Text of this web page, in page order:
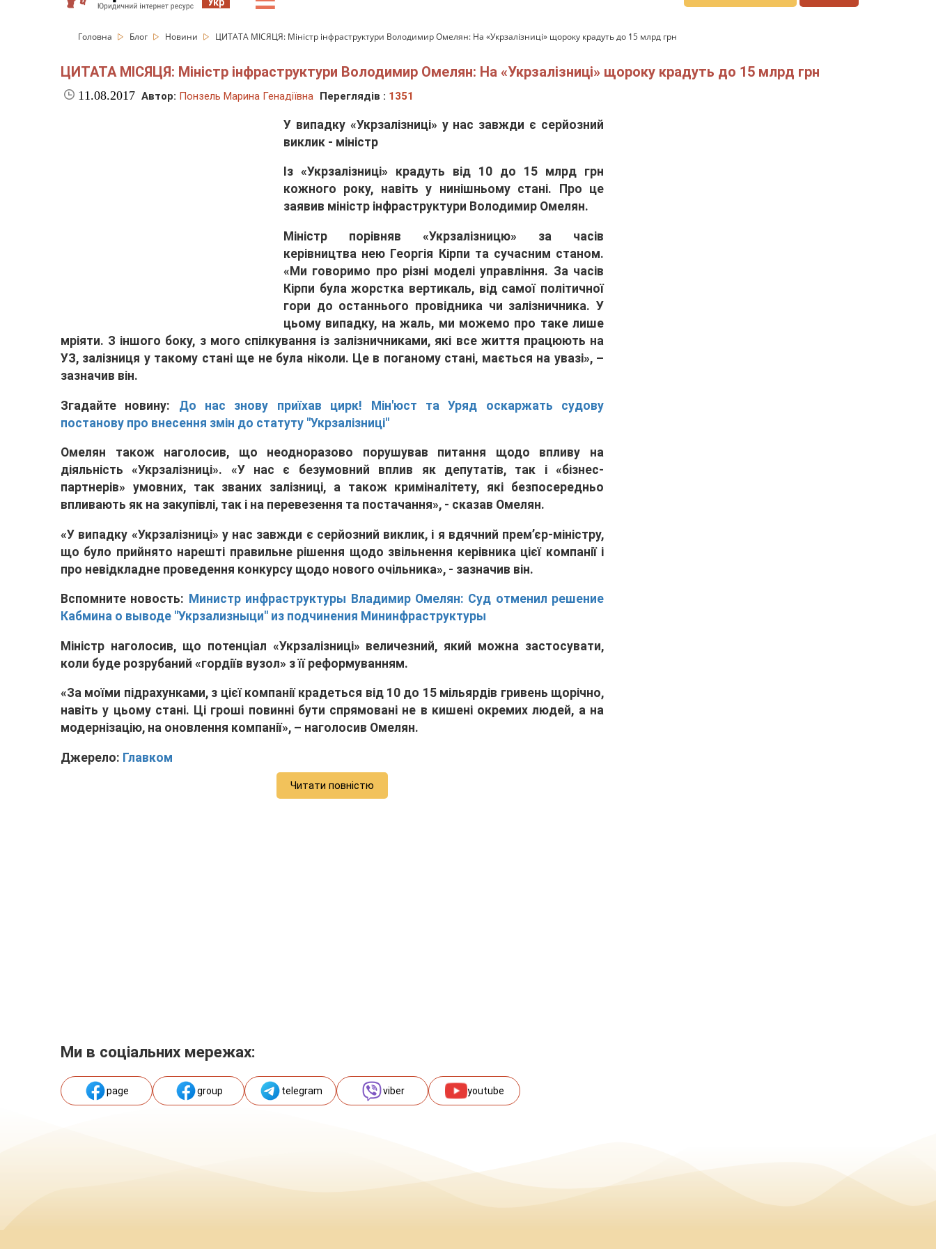
Головна Блог Новини ЦИТАТА МІСЯЦЯ: Міністр інфраструктури Володимир Омелян: На «Укрзалізниці» щороку крадуть до 15 млрд грн
ЦИТАТА МІСЯЦЯ: Міністр інфраструктури Володимир Омелян: На «Укрзалізниці» щороку крадуть до 15 млрд грн
11.08.2017 Автор: Понзель Марина Генадіївна Переглядів : 1351
У випадку «Укрзалізниці» у нас завжди є серйозний
виклик - міністр
Із «Укрзалізниці» крадуть від 10 до 15 млрд грн
кожного року, навіть у нинішньому стані. Про це
заявив міністр інфраструктури Володимир Омелян.
Міністр порівняв «Укрзалізницю» за часів
керівництва нею Георгія Кірпи та сучасним станом.
«Ми говоримо про різні моделі управління. За часів
Кірпи була жорстка вертикаль, від самої політичної
гори до останнього провідника чи залізничника. У
цьому випадку, на жаль, ми можемо про таке лише
мріяти. З іншого боку, з мого спілкування із залізничниками, які все життя працюють на
УЗ, залізниця у такому стані ще не була ніколи. Це в поганому стані, мається на увазі», –
зазначив він.
Згадайте новину: До нас знову приїхав цирк! Мін'юст та Уряд оскаржать судову
постанову про внесення змін до статуту "Укрзалізниці"
Омелян також наголосив, що неодноразово порушував питання щодо впливу на
діяльність «Укрзалізниці». «У нас є безумовний вплив як депутатів, так і «бізнес-
партнерів» умовних, так званих залізниці, а також криміналітету, які безпосередньо
впливають як на закупівлі, так і на перевезення та постачання», - сказав Омелян.
«У випадку «Укрзалізниці» у нас завжди є серйозний виклик, і я вдячний прем’єр-міністру,
що було прийнято нарешті правильне рішення щодо звільнення керівника цієї компанії і
про невідкладне проведення конкурсу щодо нового очільника», - зазначив він.
Вспомните новость: Министр инфраструктуры Владимир Омелян: Суд отменил решение
Кабмина о выводе "Укрзализныци" из подчинения Мининфраструктуры
Міністр наголосив, що потенціал «Укрзалізниці» величезний, який можна застосувати,
коли буде розрубаний «гордіїв вузол» з її реформуванням.
«За моїми підрахунками, з цієї компанії крадеться від 10 до 15 мільярдів гривень щорічно,
навіть у цьому стані. Ці гроші повинні бути спрямовані не в кишені окремих людей, а на
модернізацію, на оновлення компанії», – наголосив Омелян.
Джерело: Главком
Читати повністю
Ми в соціальних мережах:
page group telegram viber youtube